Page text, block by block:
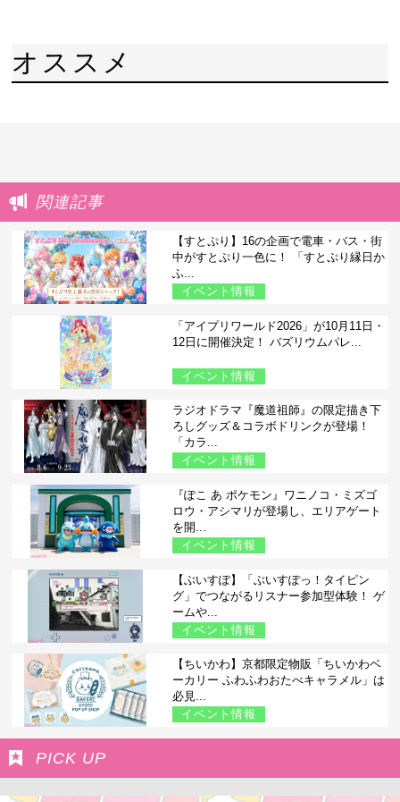
オススメ
関連記事
【すとぷり】16の企画で電車・バス・街
中がすとぷり一色に！ 「すとぷり縁日か
ふ...
イベント情報
「アイプリワールド2026」が10月11日・
12日に開催決定！ バズリウムパレ...
イベント情報
ラジオドラマ『魔道祖師』の限定描き下
ろしグッズ＆コラボドリンクが登場！
「カラ...
イベント情報
『ぽこ あ ポケモン』ワニノコ・ミズゴ
ロウ・アシマリが登場し、エリアゲート
を開...
イベント情報
【ぶいすぽ】「ぶいすぽっ！タイピン
グ」でつながるリスナー参加型体験！ ゲ
ームや...
イベント情報
【ちいかわ】京都限定物販「ちいかわベ
ーカリー ふわふわおたべキャラメル」は
必見...
イベント情報
PICK UP